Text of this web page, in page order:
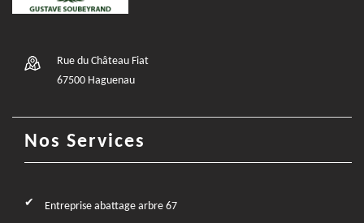
Rue du Château Fiat
67500 Haguenau
Nos Services
Entreprise abattage arbre 67